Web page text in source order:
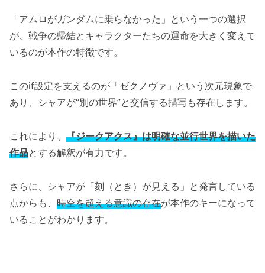
「アムロがガンダムに乗らなかった」という一つの選択
が、戦争の帰結とキャラクターたちの運命を大きく変えて
いるのが本作の特徴です。
このif設定を支えるのが「ゼクノヴァ」という次元現象で
あり、シャアが“別の世界”と交信する描写も存在します。
これにより、 『ジークアクス』は明確な並行世界を描いた
作品とする解釈が有力です。
さらに、シャアが「刻（とき）が見える」と発言している
点からも、 時空を超える意識の存在が本作のキーになって
いることがわかります。